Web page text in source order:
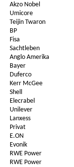
Akzo Nobel
Umicore
Teijin Twaron
BP
Fisa
Sachtleben
Anglo Amerika
Bayer
Duferco
Kerr McGee
Shell
Elecrabel
Unilever
Lanxess
Privat
E.ON
Evonik
RWE Power
RWE Power